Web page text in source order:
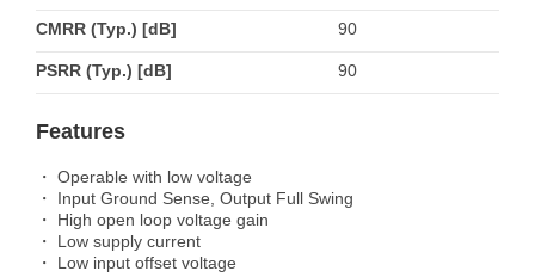
CMRR (Typ.) [dB] 90
PSRR (Typ.) [dB] 90
Features
・ Operable with low voltage
・ Input Ground Sense, Output Full Swing
・ High open loop voltage gain
・ Low supply current
・ Low input offset voltage